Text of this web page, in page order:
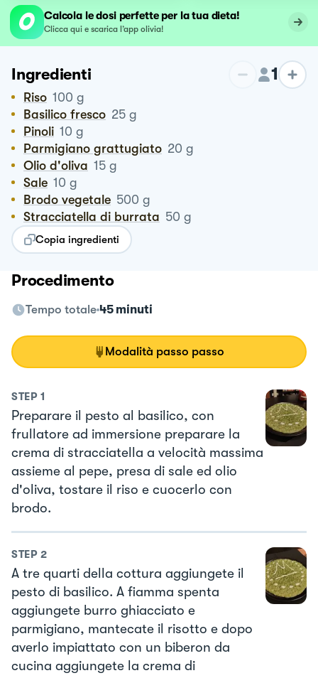
Calcola le dosi perfette per la tua dieta!
Clicca qui e scarica l’app olivia!
Ingredienti 1
Riso 100 g
Basilico fresco 25 g
Pinoli 10 g
Parmigiano grattugiato 20 g
Olio d'oliva 15 g
Sale 10 g
Brodo vegetale 500 g
Stracciatella di burrata 50 g
Copia ingredienti
Procedimento
Tempo totale 45 minuti
Modalità passo passo
STEP 1
Preparare il pesto al basilico, con
frullatore ad immersione preparare la
crema di stracciatella a velocità massima
assieme al pepe, presa di sale ed olio
d'oliva, tostare il riso e cuocerlo con
brodo.
STEP 2
A tre quarti della cottura aggiungete il
pesto di basilico. A fiamma spenta
aggiungete burro ghiacciato e
parmigiano, mantecate il risotto e dopo
averlo impiattato con un biberon da
cucina aggiungete la crema di